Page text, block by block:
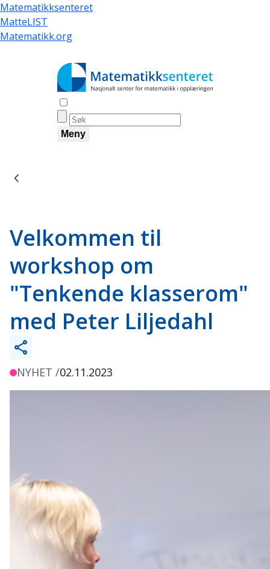
Skip
to
main
Matematikksenteret
MatteLIST
Matematikk.org
Meny
Breadcrumb
Velkommen til
workshop om
"Tenkende klasserom"
med Peter Liljedahl
NYHET /02.11.2023